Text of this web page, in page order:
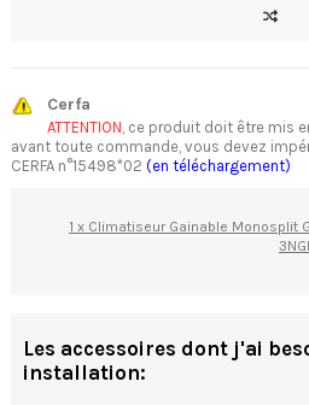
Cerfa
ATTENTION, ce produit doit être mis
avant toute commande, vous devez
CERFA n°15498*02 (en téléchargement)
1 x Climatiseur Gainable Monosplit
Les accessoires dont j'ai
installation: